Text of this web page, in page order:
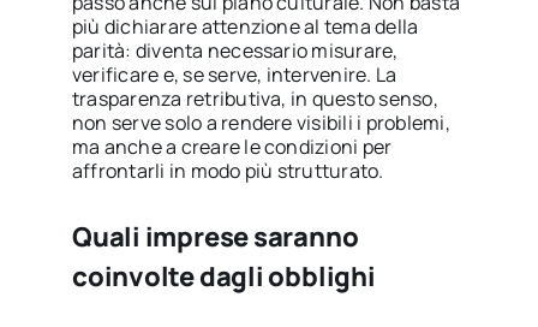
più dichiarare attenzione al tema della
parità: diventa necessario misurare,
verificare e, se serve, intervenire. La
trasparenza retributiva, in questo senso,
non serve solo a rendere visibili i problemi,
ma anche a creare le condizioni per
affrontarli in modo più strutturato.
Quali imprese saranno
coinvolte dagli obblighi